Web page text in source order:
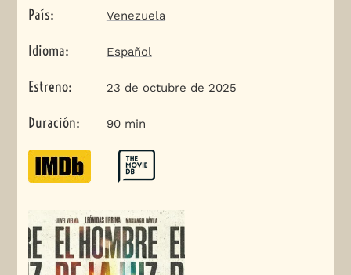
País: Venezuela
Idioma: Español
Estreno: 23 de octubre de 2025
Duración: 90 min